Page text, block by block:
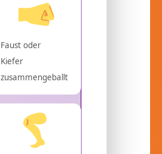
Faust oder
Kiefer
zusammengeballt